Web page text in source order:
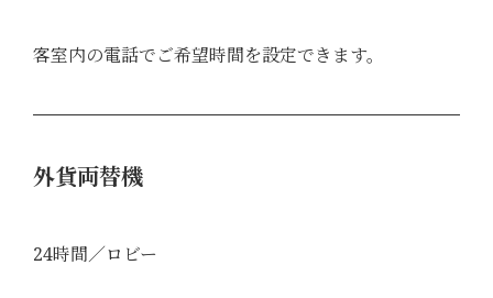
客室内の電話でご希望時間を設定できます。
外貨両替機
24時間／ロビー